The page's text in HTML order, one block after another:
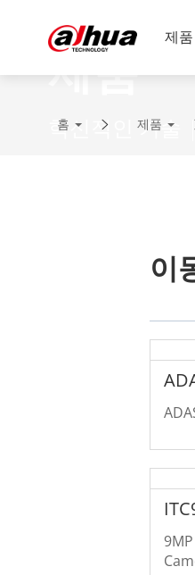
제품
제품
혁신적인 기
홈 제품
이